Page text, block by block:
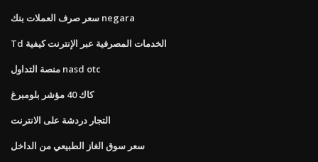
سعر صرف العملات بنك negara
Td الخدمات المصرفية عبر الإنترنت كيفية
منصة التداول nasd otc
كاك 40 مؤشر بلومبرغ
التجار دردشة على الانترنت
سعر سوق الغاز الطبيعي من الداخل